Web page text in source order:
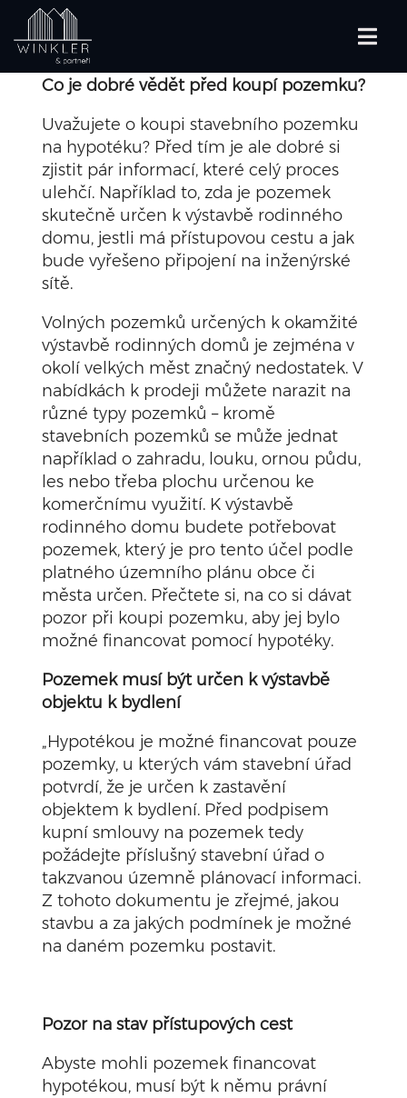
Co je dobré vědět před koupí pozemku?
Uvažujete o koupi stavebního pozemku
na hypotéku? Před tím je ale dobré si
zjistit pár informací, které celý proces
ulehčí. Například to, zda je pozemek
skutečně určen k výstavbě rodinného
domu, jestli má přístupovou cestu a jak
bude vyřešeno připojení na inženýrské
sítě.
Volných pozemků určených k okamžité
výstavbě rodinných domů je zejména v
okolí velkých měst značný nedostatek. V
nabídkách k prodeji můžete narazit na
různé typy pozemků – kromě
stavebních pozemků se může jednat
například o zahradu, louku, ornou půdu,
les nebo třeba plochu určenou ke
komerčnímu využití. K výstavbě
rodinného domu budete potřebovat
pozemek, který je pro tento účel podle
platného územního plánu obce či
města určen. Přečtete si, na co si dávat
pozor při koupi pozemku, aby jej bylo
možné financovat pomocí hypotéky.
Pozemek musí být určen k výstavbě
objektu k bydlení
„Hypotékou je možné financovat pouze
pozemky, u kterých vám stavební úřad
potvrdí, že je určen k zastavění
objektem k bydlení. Před podpisem
kupní smlouvy na pozemek tedy
požádejte příslušný stavební úřad o
takzvanou územně plánovací informaci.
Z tohoto dokumentu je zřejmé, jakou
stavbu a za jakých podmínek je možné
na daném pozemku postavit.
Pozor na stav přístupových cest
Abyste mohli pozemek financovat
hypotékou, musí být k němu právní